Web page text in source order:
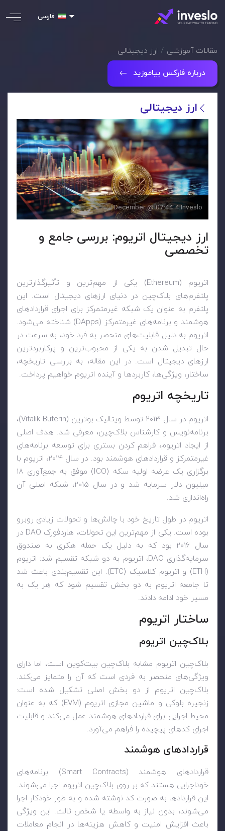
فارسی
مقالات آموزشی ارز دیجیتالی
درباره فارکس بیاموزید
ارز دیجیتالی
Inveslo
|
4 December @ 07:44
ارز دیجیتال اتریوم: بررسی جامع و
تخصصی
اتریوم (Ethereum) یکی از مهم‌ترین و تأثیرگذارترین
پلتفرم‌های بلاک‌چین در دنیای ارزهای دیجیتال است. این
پلتفرم به عنوان یک شبکه غیرمتمرکز برای اجرای قراردادهای
هوشمند و برنامه‌های غیرمتمرکز (DApps) شناخته می‌شود.
اتریوم به دلیل قابلیت‌های منحصر به فرد خود، به سرعت در
حال تبدیل شدن به یکی از محبوب‌ترین و پرکاربردترین
ارزهای دیجیتال است. در این مقاله، به بررسی تاریخچه،
ساختار، ویژگی‌ها، کاربردها و آینده اتریوم خواهیم پرداخت.
تاریخچه اتریوم
اتریوم در سال ۲۰۱۳ توسط ویتالیک بوترین (Vitalik Buterin)،
برنامه‌نویس و کارشناس بلاک‌چین، معرفی شد. هدف اصلی
از ایجاد اتریوم، فراهم کردن بستری برای توسعه برنامه‌های
غیرمتمرکز و قراردادهای هوشمند بود. در سال ۲۰۱۴، اتریوم با
برگزاری یک عرضه اولیه سکه (ICO) موفق به جمع‌آوری ۱۸
میلیون دلار سرمایه شد و در سال ۲۰۱۵، شبکه اصلی آن
راه‌اندازی شد.
اتریوم در طول تاریخ خود با چالش‌ها و تحولات زیادی روبرو
بوده است. یکی از مهم‌ترین این تحولات، هاردفورک DAO در
سال ۲۰۱۶ بود که به دلیل یک حمله هکری به صندوق
سرمایه‌گذاری DAO، اتریوم به دو شبکه تقسیم شد: اتریوم
(ETH) و اتریوم کلاسیک (ETC). این تقسیم‌بندی باعث شد
تا جامعه اتریوم به دو بخش تقسیم شود که هر یک به
مسیر خود ادامه دادند.
ساختار اتریوم
بلاک‌چین اتریوم
بلاک‌چین اتریوم مشابه بلاک‌چین بیت‌کوین است، اما دارای
ویژگی‌های منحصر به فردی است که آن را متمایز می‌کند.
بلاک‌چین اتریوم از دو بخش اصلی تشکیل شده است:
زنجیره بلوکی و ماشین مجازی اتریوم (EVM) که به عنوان
محیط اجرایی برای قراردادهای هوشمند عمل می‌کند و قابلیت
اجرای کدهای پیچیده را فراهم می‌آورد.
قراردادهای هوشمند
قراردادهای هوشمند (Smart Contracts) برنامه‌های
خوداجرایی هستند که بر روی بلاک‌چین اتریوم اجرا می‌شوند.
این قراردادها به صورت کد نوشته شده و به طور خودکار اجرا
می‌شوند، بدون نیاز به واسطه یا شخص ثالث. این ویژگی
باعث افزایش امنیت و کاهش هزینه‌ها در انجام معاملات